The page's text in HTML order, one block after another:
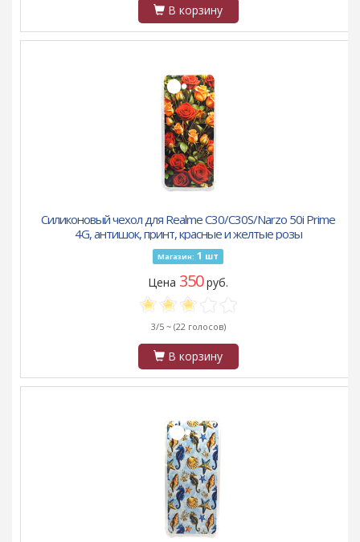
В корзину
Силиконовый чехол для Realme C30/C30S/Narzo 50i Prime
4G, антишок, принт, красные и желтые розы
Магазин: 1 шт
Цена 350руб.
3/5 ~ (22 голосов)
В корзину